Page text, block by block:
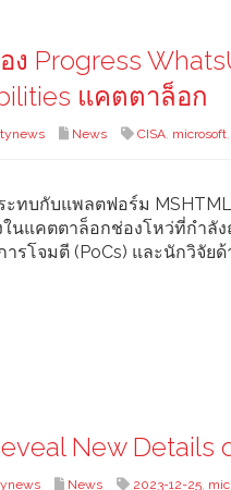
ง Progress
แคตตาล็อก
News CISA, microsoft,
ะทบกับแพลตฟอร์ม
ในแคตตาล็อกช่องโหว่ที่กำลั
รโจมตี (PoCs) และนักวิจั
New Details
News 2023-12-25,